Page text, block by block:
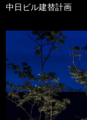
中日ビル建替計画